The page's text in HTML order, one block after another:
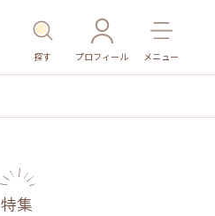
探す プロフィール メニュー
特集